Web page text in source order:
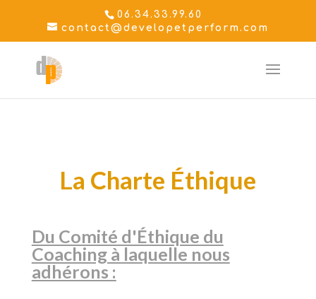
06.34.33.99.60
contact@developetperform.com
La Charte Éthique
Du Comité d'Éthique du
Coaching à laquelle nous
adhérons :